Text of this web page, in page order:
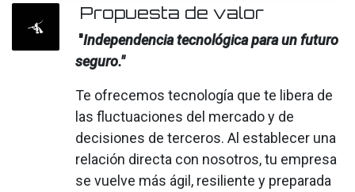
Propuesta de valor
"Independencia tecnológica para un futuro
seguro."
Te ofrecemos tecnología que te libera de
las fluctuaciones del mercado y de
decisiones de terceros. Al establecer una
relación directa con nosotros, tu empresa
se vuelve más ágil, resiliente y preparada